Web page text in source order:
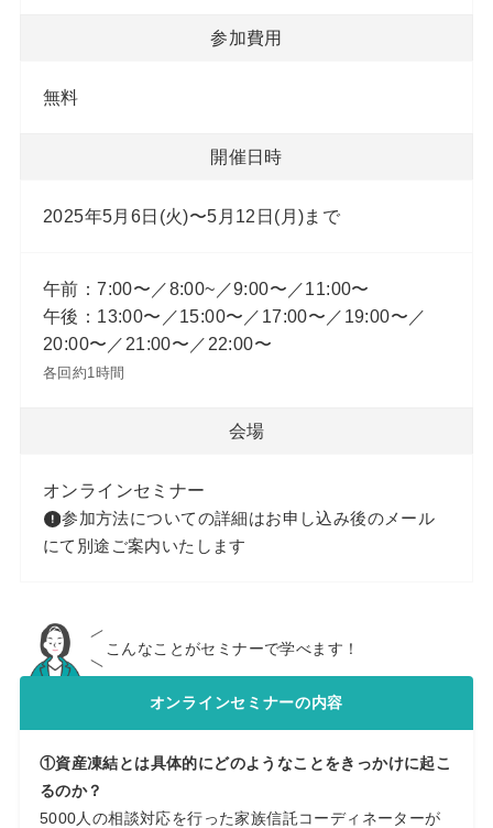
参加費用
無料
開催日時
2025年5月6日(火)〜5月12日(月)まで
午前：7:00〜／8:00~／9:00〜／11:00〜
午後：13:00〜／15:00〜／17:00〜／19:00〜／
20:00〜／21:00〜／22:00〜
各回約1時間
会場
オンラインセミナー
参加方法についての詳細はお申し込み後のメール
にて別途ご案内いたします
こんなことがセミナーで学べます！
オンラインセミナーの内容
①資産凍結とは具体的にどのようなことをきっかけに起こ
るのか？
5000人の相談対応を行った家族信託コーディネーターが